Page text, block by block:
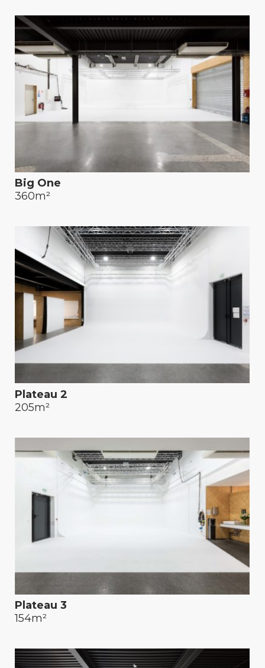
Big One
360m²
Plateau 2
205m²
Plateau 3
154m²